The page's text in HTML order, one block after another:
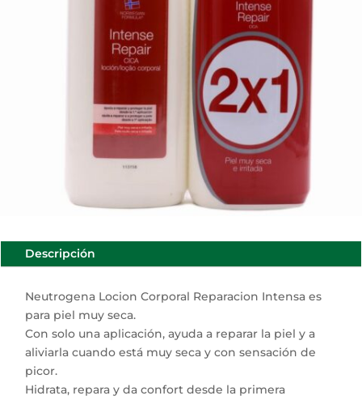
Descripción
Neutrogena Locion Corporal Reparacion Intensa es
para piel muy seca.
Con solo una aplicación, ayuda a reparar la piel y a
aliviarla cuando está muy seca y con sensación de
picor.
Hidrata, repara y da confort desde la primera